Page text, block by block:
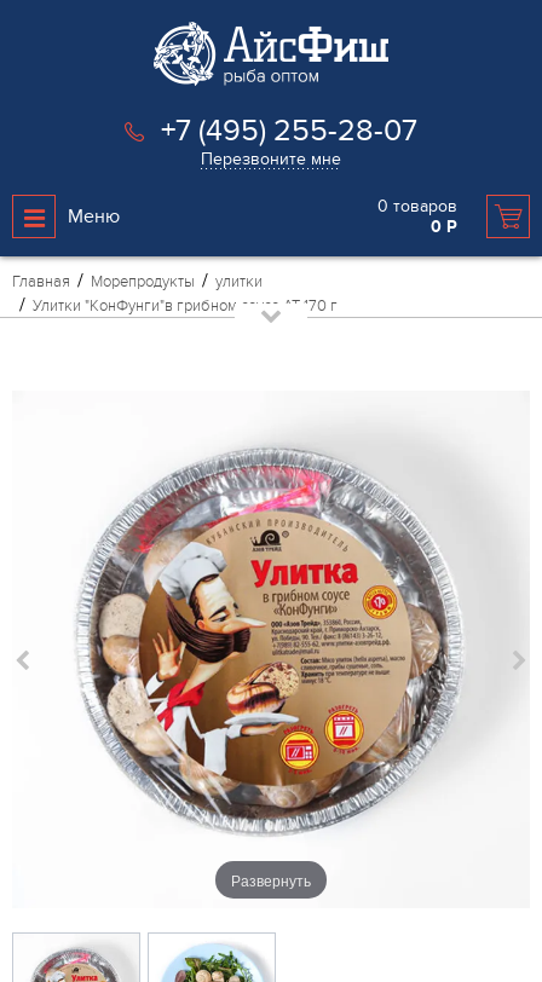
+7 (495) 255-28-07
Перезвоните мне
Меню 0 товаров
0 Р
Главная Морепродукты
улитки
Улитки "КонФунги"в грибном соусе АТ 170 г
Развернуть